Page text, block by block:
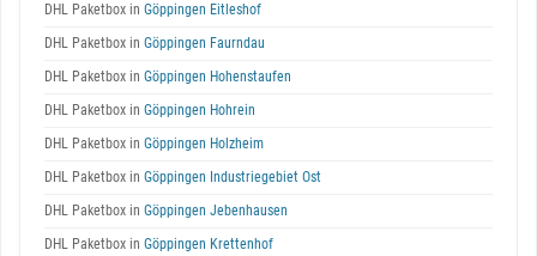
DHL Paketbox in Göppingen Eitleshof
DHL Paketbox in Göppingen Faurndau
DHL Paketbox in Göppingen Hohenstaufen
DHL Paketbox in Göppingen Hohrein
DHL Paketbox in Göppingen Holzheim
DHL Paketbox in Göppingen Industriegebiet Ost
DHL Paketbox in Göppingen Jebenhausen
DHL Paketbox in Göppingen Krettenhof